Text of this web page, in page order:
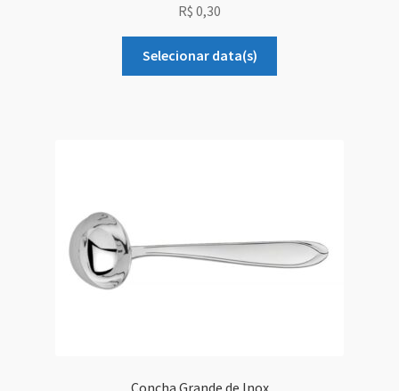
R$ 0,30
Selecionar data(s)
Concha Grande de Inox